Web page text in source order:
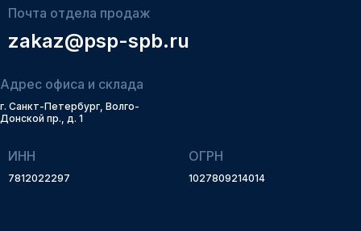
Почта отдела продаж
zakaz@psp-spb.ru
Адрес офиса и склада
г. Санкт-Петербург, Волго-
Донской пр., д. 1
ИНН
7812022297
ОГРН
1027809214014